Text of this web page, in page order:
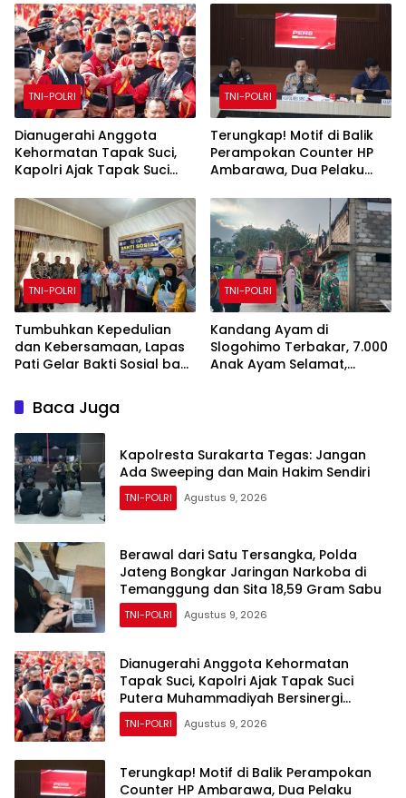
18,59 Gram Sabu
TNI-POLRI
Dianugerahi Anggota
Kehormatan Tapak Suci,
Kapolri Ajak Tapak Suci
Bersinergi dengan Polri
Jaga Generasi Muda dari
Ancaman Zaman
TNI-POLRI
Terungkap! Motif di Balik
Perampokan Counter HP
Ambarawa, Dua Pelaku
Bawa puluhan HP
TNI-POLRI
Tumbuhkan Kepedulian
dan Kebersamaan, Lapas
Pati Gelar Bakti Sosial bagi
TNI-POLRI
Kandang Ayam di
Slogohimo Terbakar, 7.000
Anak Ayam Selamat,
Baca Juga
Kapolresta Surakarta Tegas: Jangan
Ada Sweeping dan Main Hakim Sendiri
TNI-POLRI Agustus 9, 2026
Berawal dari Satu Tersangka, Polda
Jateng Bongkar Jaringan Narkoba di
Temanggung dan Sita 18,59 Gram Sabu
TNI-POLRI Agustus 9, 2026
Dianugerahi Anggota Kehormatan
Tapak Suci, Kapolri Ajak Tapak Suci
Putera Muhammadiyah Bersinergi
dengan Polri Jaga Generasi Muda dari
Ancaman Zaman
TNI-POLRI Agustus 9, 2026
Terungkap! Motif di Balik Perampokan
Counter HP Ambarawa, Dua Pelaku